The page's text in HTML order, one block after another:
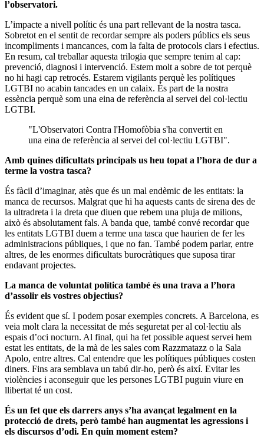
l’observatori.
L’impacte a nivell polític és una part rellevant de la nostra tasca.
Sobretot en el sentit de recordar sempre als poders públics els seus
incompliments i mancances, com la falta de protocols clars i efectius.
En resum, cal treballar aquesta trilogia que sempre tenim al cap:
prevenció, diagnosi i intervenció. Estem molt a sobre de tot perquè
no hi hagi cap retrocés. Estarem vigilants perquè les polítiques
LGTBI no acabin tancades en un calaix. És part de la nostra
essència perquè som una eina de referència al servei del col·lectiu
LGTBI.
"L'Observatori Contra l'Homofòbia s'ha convertit en
una eina de referència al servei del col·lectiu LGTBI".
Amb quines dificultats principals us heu topat a l’hora de dur a
terme la vostra tasca?
És fàcil d’imaginar, atès que és un mal endèmic de les entitats: la
manca de recursos. Malgrat que hi ha aquests cants de sirena des de
la ultradreta i la dreta que diuen que rebem una pluja de milions,
això és absolutament fals. A banda que, també convé recordar que
les entitats LGTBI duem a terme una tasca que haurien de fer les
administracions públiques, i que no fan. També podem parlar, entre
altres, de les enormes dificultats burocràtiques que suposa tirar
endavant projectes.
La manca de voluntat política també és una trava a l’hora
d’assolir els vostres objectius?
És evident que sí. I podem posar exemples concrets. A Barcelona, es
veia molt clara la necessitat de més seguretat per al col·lectiu als
espais d’oci nocturn. Al final, qui ha fet possible aquest servei hem
estat les entitats, de la mà de les sales com Razzmatazz o la Sala
Apolo, entre altres. Cal entendre que les polítiques públiques costen
diners. Fins ara semblava un tabú dir-ho, però és així. Evitar les
violències i aconseguir que les persones LGTBI puguin viure en
llibertat té un cost.
És un fet que els darrers anys s’ha avançat legalment en la
protecció de drets, però també han augmentat les agressions i
els discursos d’odi. En quin moment estem?